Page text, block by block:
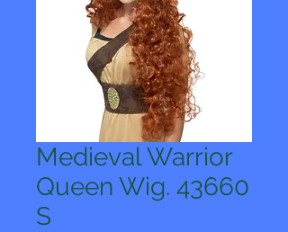
Medieval Warrior
Queen Wig. 43660
S